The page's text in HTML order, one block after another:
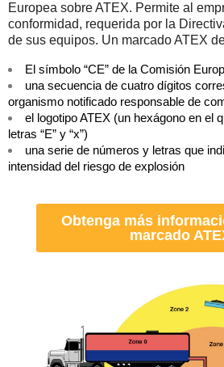
Europea sobre ATEX. Permite al
conformidad, requerida por la
de sus equipos. Un marcado ATEX
El símbolo “CE” de la Comisión
una secuencia de cuatro dígitos
organismo notificado responsable de
el logotipo ATEX (un hexágono en el
letras “E” y “x”)
una serie de números y letras que
intensidad del riesgo de explosión
Obtenga más
marcado